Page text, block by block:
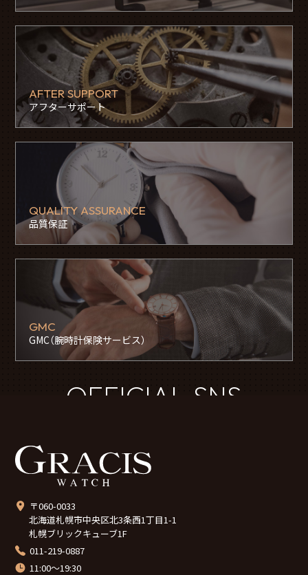
AFTER SUPPORT
アフターサポート
QUALITY ASSURANCE
品質保証
GMC
GMC（腕時計保険サービス）
OFFICIAL SNS
〒060-0033
北海道札幌市中央区北3条西1丁目1-1
札幌ブリックキューブ1F
011-219-0887
11:00～19:30